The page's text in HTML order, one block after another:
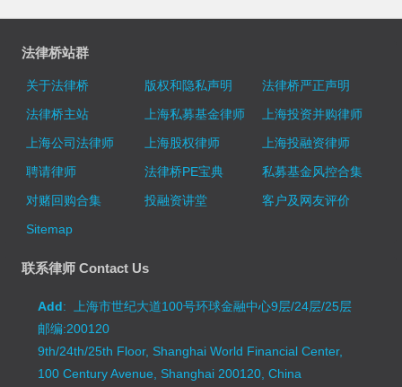
法律桥站群
关于法律桥 版权和隐私声明
法律桥严正声明
法律桥主站
上海私募基金律师
上海投资并购律师
上海公司法律师
上海股权律师
上海投融资律师
聘请律师
法律桥PE宝典
私募基金风控合集
对赌回购合集
投融资讲堂
客户及网友评价
Sitemap
联系律师 Contact Us
Add: 上海市世纪大道100号环球金融中心9层/24层/25层
邮编:200120
9th/24th/25th Floor, Shanghai World Financial Center,
100 Century Avenue, Shanghai 200120, China